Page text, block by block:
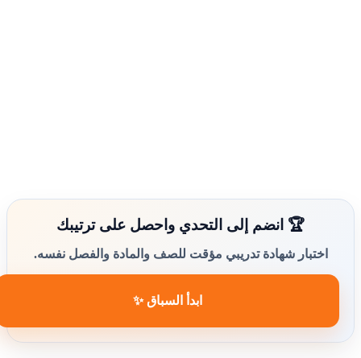
🏆 انضم إلى التحدي واحصل على ترتيبك
اختبار شهادة تدريبي مؤقت للصف والمادة والفصل نفسه.
ابدأ السباق ✨